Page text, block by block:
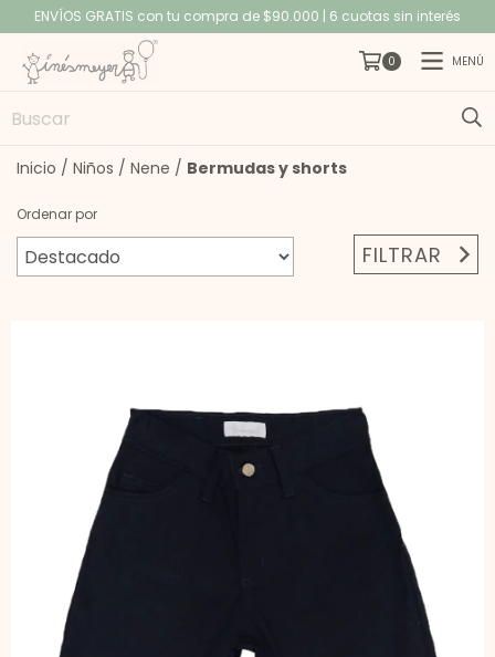
ENVÍOS GRATIS con tu compra de $90.000 | 6 cuotas sin interés
0 MENÚ
Inicio / Niños / Nene / Bermudas y shorts
Ordenar por
FILTRAR